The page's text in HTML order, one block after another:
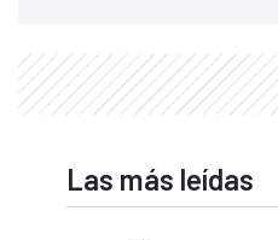
Las más leídas